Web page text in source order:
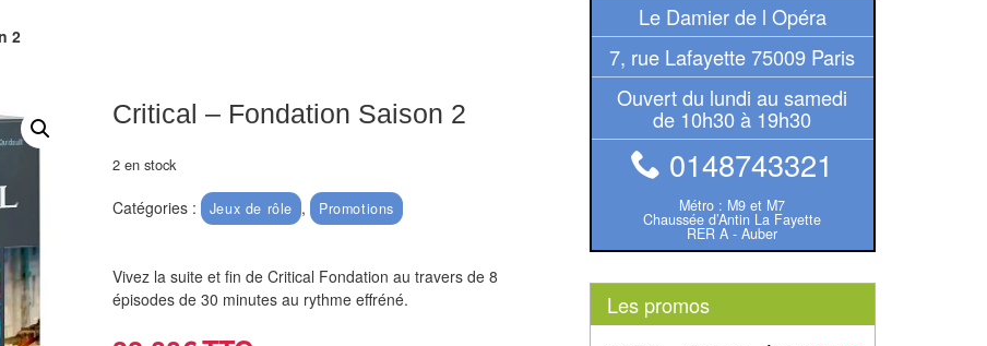
2
Critical – Fondation Saison 2
2 en stock
Catégories : Jeux de rôle , Promotions
Vivez la suite et fin de Critical Fondation au travers de 8
épisodes de 30 minutes au rythme effréné.
Le Damier de l Opéra
7, rue Lafayette 75009 Paris
Ouvert du lundi au samedi
de 10h30 à 19h30
0148743321
Métro : M9 et M7
Chaussée d’Antin La Fayette
RER A - Auber
Les promos